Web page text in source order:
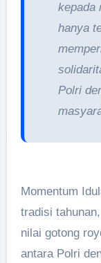
kepada
hanya
Polri
Momentum
tradisi
nilai gotong
antara Polri